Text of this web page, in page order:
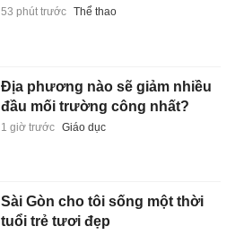
53 phút trước Thể thao
Địa phương nào sẽ giảm nhiều
đầu mối trường công nhất?
1 giờ trước Giáo dục
Sài Gòn cho tôi sống một thời
tuổi trẻ tươi đẹp